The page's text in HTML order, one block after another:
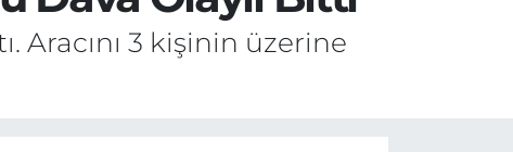
Aracını 3 kişinin üzerine